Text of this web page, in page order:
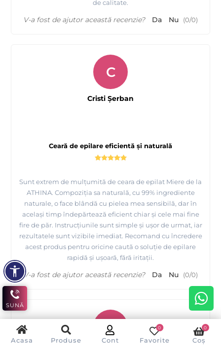
Acasa Produse Cont Favorite
0
Coș
0
de calitate.
V-a fost de ajutor această recenzie? Da Nu (0/0)
Ceară de epilare eficientă și naturală
Sunt extrem de mulțumită de ceara de epilat Miere de la
ATHINA. Compoziția sa naturală, cu 99% ingrediente
naturale, o face blândă cu pielea mea sensibilă, dar în
același timp îndepărtează eficient chiar și cele mai fine
fire de păr. Instrucțiunile sunt simple și ușor de urmat, iar
rezultatele sunt vizibile imediat. Recomand cu încredere
acest produs pentru oricine caută o soluție de epilare
rapidă și ușoară, fără iritații.
C
Cristi Şerban
V-a fost de ajutor această recenzie? Da Nu (0/0)
G
SUNĂ